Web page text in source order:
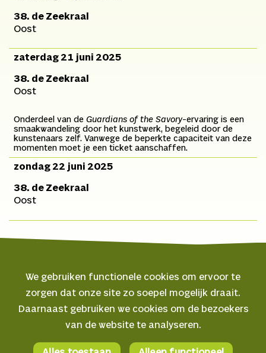
38. de Zeekraal
Oost
zaterdag 21 juni 2025
38. de Zeekraal
Oost
Onderdeel van de Guardians of the Savory-ervaring is een
smaakwandeling door het kunstwerk, begeleid door de
kunstenaars zelf. Vanwege de beperkte capaciteit van deze
momenten moet je een ticket aanschaffen.
zondag 22 juni 2025
38. de Zeekraal
Oost
© 2026 Oerol
Algemene voorwaarden
We gebruiken functionele cookies om ervoor te
zorgen dat onze site zo soepel mogelijk draait.
Daarnaast gebruiken we cookies om de bezoekers
van de website te analyseren.